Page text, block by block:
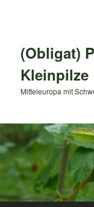
(Obligat)
Kleinpilze
Mitteleuropa mit